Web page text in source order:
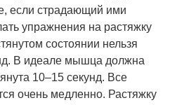
если страдающий ими
упражнения на растяжку
состоянии нельзя
В идеале мышца должна
10–15 секунд. Все
очень медленно. Растяжку